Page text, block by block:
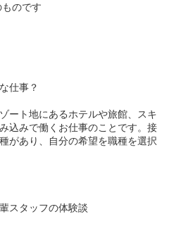
のです
仕事？
ート地にあるホテルや旅館、スキ
込みで働くお仕事のことです。接
があり、自分の希望を職種を選択
スタッフの体験談